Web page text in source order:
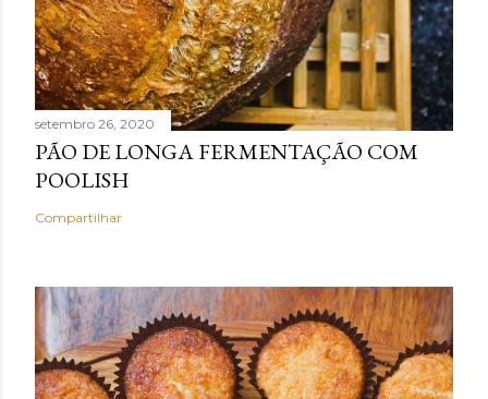
setembro 26, 2020
PÃO DE LONGA FERMENTAÇÃO COM
POOLISH
Compartilhar